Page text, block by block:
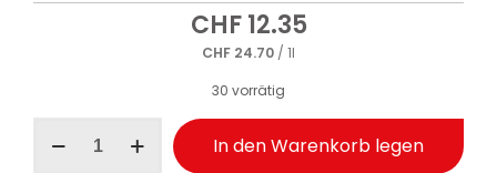
CHF12.35
CHF 24.70 / 1l
30 vorrätig
Fra
In den Warenkorb legen